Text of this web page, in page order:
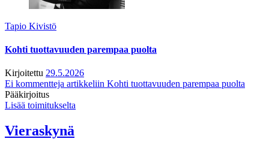
Tapio Kivistö
Kohti tuottavuuden parempaa puolta
Kirjoitettu 29.5.2026
Ei kommentteja artikkeliin Kohti tuottavuuden parempaa puolta
Pääkirjoitus
Lisää toimitukselta
Vieraskynä